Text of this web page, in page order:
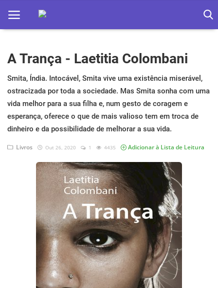
Home
Apps
Ebooks
Games
Jogos hoje na TV
A Trança - Laetitia Colombani
Smita, Índia. Intocável, Smita vive uma existência miserável,
ostracizada por toda a sociedade. Mas Smita sonha com uma
vida melhor para a sua filha e, num gesto de coragem e
esperança, oferece o que de mais valioso tem em troca de
dinheiro e da possibilidade de melhorar a sua vida.
Livros Out 26, 2020 1 4435 Adicionar à Lista de Leitura